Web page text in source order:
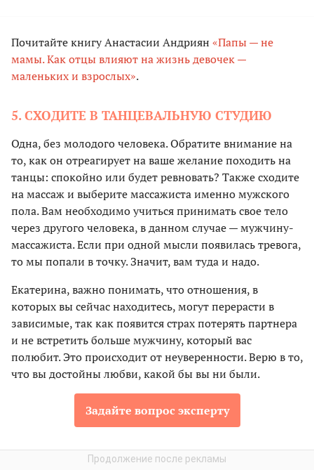
Почитайте книгу Анастасии Андриян «Папы — не
мамы. Как отцы влияют на жизнь девочек —
маленьких и взрослых».
5. СХОДИТЕ В ТАНЦЕВАЛЬНУЮ СТУДИЮ
Одна, без молодого человека. Обратите внимание на
то, как он отреагирует на ваше желание походить на
танцы: спокойно или будет ревновать? Также сходите
на массаж и выберите массажиста именно мужского
пола. Вам необходимо учиться принимать свое тело
через другого человека, в данном случае — мужчину-
массажиста. Если при одной мысли появилась тревога,
то мы попали в точку. Значит, вам туда и надо.
Екатерина, важно понимать, что отношения, в
которых вы сейчас находитесь, могут перерасти в
зависимые, так как появится страх потерять партнера
и не встретить больше мужчину, который вас
полюбит. Это происходит от неуверенности. Верю в то,
что вы достойны любви, какой бы вы ни были.
Задайте вопрос эксперту